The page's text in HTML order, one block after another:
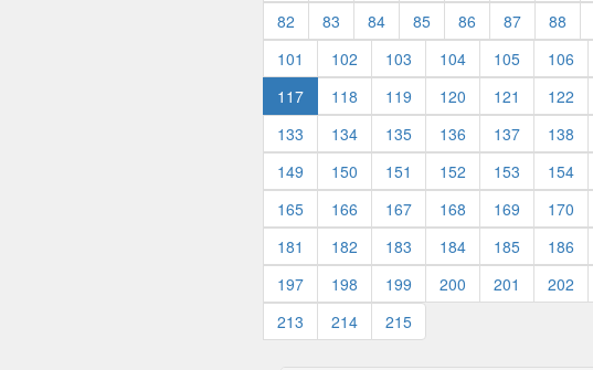
82
83 84 85 86 87 88
101
102 103 104 105 106
117
118 119 120 121 122
133
134 135 136 137 138
149
150 151 152 153 154
165
166 167 168 169 170
181
182 183 184 185 186
197
198 199 200 201 202
213
214 215